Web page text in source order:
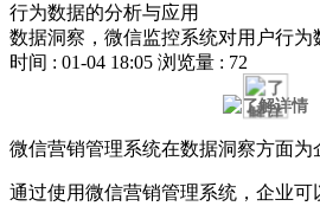
行为数据的分析与应用
数据洞察，微信监控系统对用户行为
时间 : 01-04 18:05 浏览量 : 72
微信营销管理系统在数据洞察方面为
通过使用微信营销管理系统，企业